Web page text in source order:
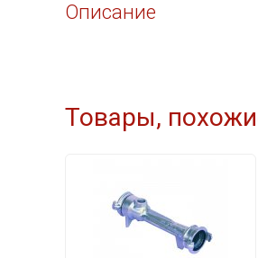
Описание
Товары,